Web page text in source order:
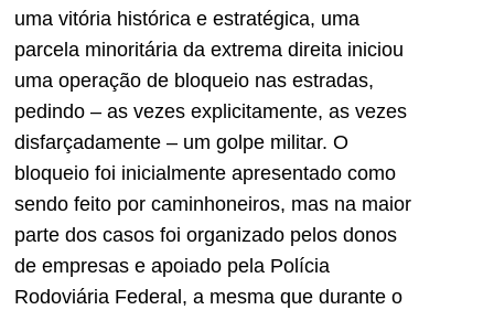
uma vitória histórica e estratégica, uma
parcela minoritária da extrema direita iniciou
uma operação de bloqueio nas estradas,
pedindo – as vezes explicitamente, as vezes
disfarçadamente – um golpe militar. O
bloqueio foi inicialmente apresentado como
sendo feito por caminhoneiros, mas na maior
parte dos casos foi organizado pelos donos
de empresas e apoiado pela Polícia
Rodoviária Federal, a mesma que durante o